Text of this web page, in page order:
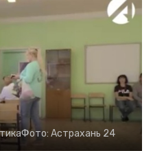
Фото: Астрахань 24